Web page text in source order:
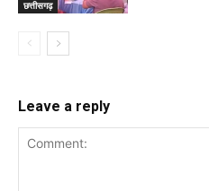
छत्तीसगढ़
Leave a reply